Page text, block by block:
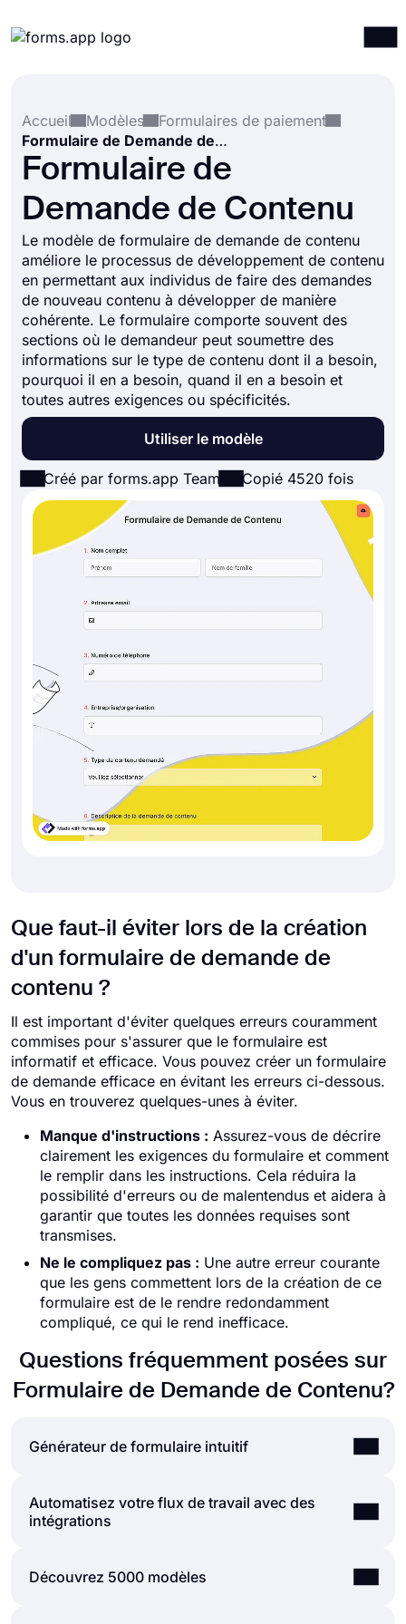
Intégrations
Modèles
Ressources
Accueil
Modèles
Formulaires de paiement
Formulaire de Demande de Contenu
Formulaire de
Demande de Contenu
Le modèle de formulaire de demande de contenu
améliore le processus de développement de contenu
en permettant aux individus de faire des demandes
de nouveau contenu à développer de manière
cohérente. Le formulaire comporte souvent des
sections où le demandeur peut soumettre des
informations sur le type de contenu dont il a besoin,
pourquoi il en a besoin, quand il en a besoin et
toutes autres exigences ou spécificités.
Utiliser le modèle
Créé par forms.app Team Copié 4520 fois
Que faut-il éviter lors de la création
d'un formulaire de demande de
contenu ?
Il est important d'éviter quelques erreurs couramment
commises pour s'assurer que le formulaire est
informatif et efficace. Vous pouvez créer un formulaire
de demande efficace en évitant les erreurs ci-dessous.
Vous en trouverez quelques-unes à éviter.
Manque d'instructions : Assurez-vous de décrire
clairement les exigences du formulaire et comment
le remplir dans les instructions. Cela réduira la
possibilité d'erreurs ou de malentendus et aidera à
garantir que toutes les données requises sont
transmises.
Ne le compliquez pas : Une autre erreur courante
que les gens commettent lors de la création de ce
formulaire est de le rendre redondamment
compliqué, ce qui le rend inefficace.
Questions fréquemment posées sur
Formulaire de Demande de Contenu?
Générateur de formulaire intuitif
Créez facilement des formulaires en ligne,
personnalisez les champs, la conception et les
nombreux types de champs de formulaire pour
Automatisez votre flux de travail avec des
intégrations
Vous pouvez intégrer les formulaires et les
Découvrez 5000 modèles